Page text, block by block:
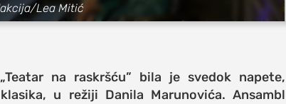
Lea Mitić
na raskršću” bila je svedok napete,
u režiji Danila Marunovića. Ansambl